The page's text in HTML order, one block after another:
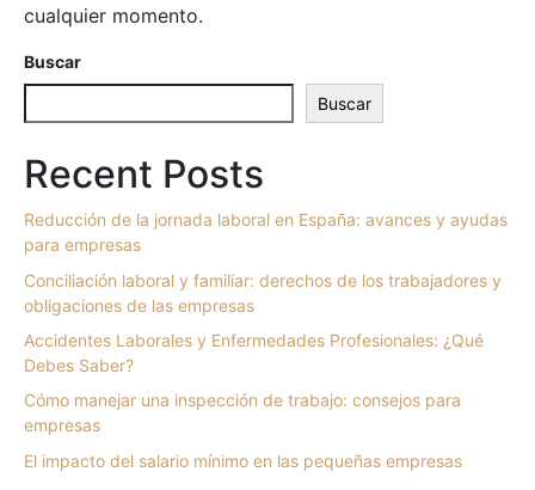
cualquier momento.
Buscar
Buscar
Recent Posts
Reducción de la jornada laboral en España: avances y ayudas
para empresas
Conciliación laboral y familiar: derechos de los trabajadores y
obligaciones de las empresas
Accidentes Laborales y Enfermedades Profesionales: ¿Qué
Debes Saber?
Cómo manejar una inspección de trabajo: consejos para
empresas
El impacto del salario mínimo en las pequeñas empresas